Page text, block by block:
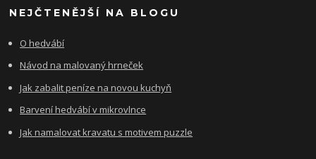
NEJČTENĚJŠÍ NA BLOGU
O hedvábí
Návod na malovaný hrneček
Jak zabalit peníze na novou kuchyň
Barvení hedvábí v mikrovlnce
Jak namalovat kravatu s motivem puzzle